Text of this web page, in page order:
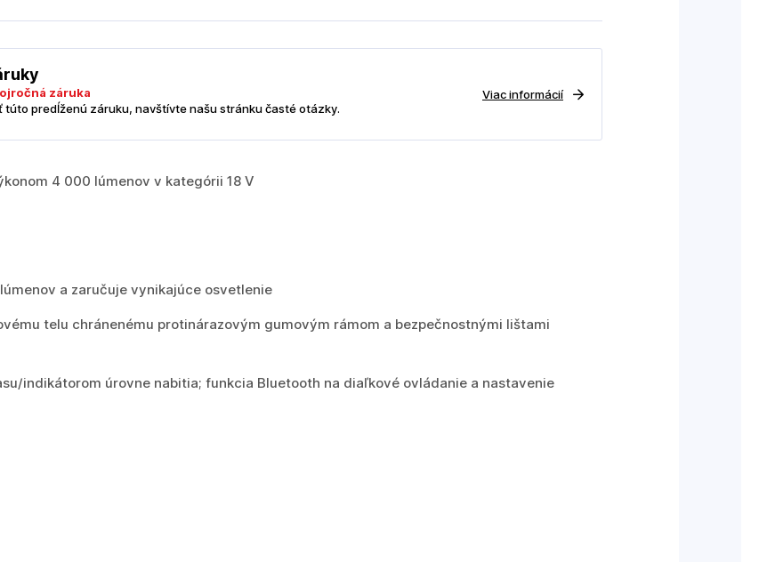
záruka
túto predĺženú záruku, navštívte našu stránku časté otázky.
Viac informácií
4 000 lúmenov v kategórii 18 V
a zaručuje vynikajúce osvetlenie
telu chránenému protinárazovým gumovým rámom a bezpečnostnými lištami
indikátorom úrovne nabitia; funkcia Bluetooth na diaľkové ovládanie a nastavenie